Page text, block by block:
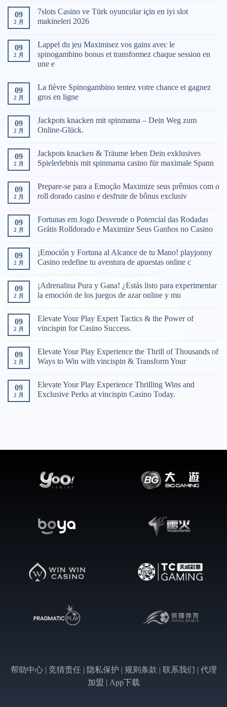
09
2 月
7slots Casino ve Türk oyuncular için en iyi slot
makineleri 2026
09
2 月
Lappel du jeu Maximisez vos gains avec le
spinogambino bonus et transformez chaque session en
une e
09
2 月
La fièvre Spinogambino tentez votre chance et gagnez
gros en ligne
09
2 月
Jackpots knacken mit spinmama – Dein Weg zum
Online-Glück.
09
2 月
Jackpots knacken & Träume leben Dein exklusives
Spielerlebnis mit spinmama casino für maximale Spann
09
2 月
Prepare-se para a Emoção Maximize seus prêmios com o
roll dorado casino e desfrute de bônus exclusiv
09
2 月
Fortunas em Jogo Desvende o Potencial das Rodadas
Grátis Rolldorado e Maximize Seus Ganhos no Casino
09
2 月
¡Emoción y Fortuna al Alcance de tu Mano! playjonny
Casino redefine tu aventura de apuestas online c
09
2 月
¡Adrenalina Pura y Gana! ¿Estás listo para experimentar
la emoción de los juegos de azar online y mu
09
2 月
Elevate Your Play Expert Tactics & the Power of
vincispin for Casino Success.
09
2 月
Elevate Your Play Experience the Thrill of Thousands of
Ways to Win with vincispin & Transform Your
09
2 月
Elevate Your Play Experience Thrilling Wins and
Exclusive Perks at vincispin Casino Today.
帮助中心 | 竞猜责任 | 隐私保护 | 规则条款 | 联系我们 | 代理
加盟 | App下载